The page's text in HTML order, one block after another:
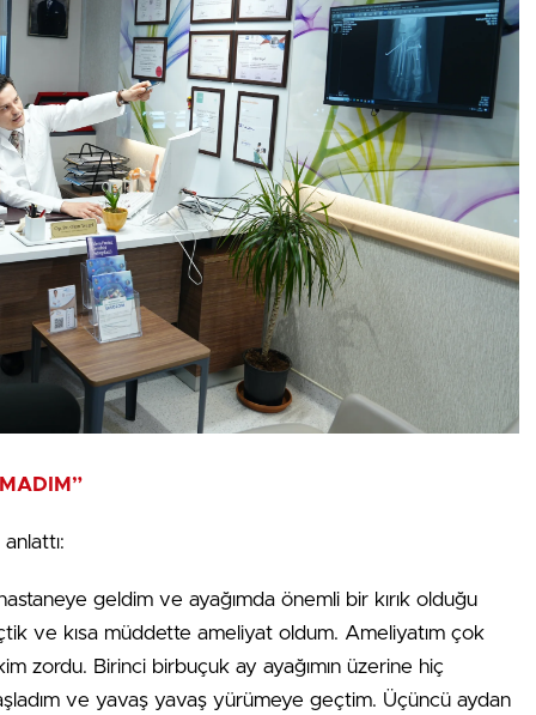
geldim ve ayağımda önemli bir kırık olduğu
ve kısa müddette ameliyat oldum. Ameliyatım çok
zordu. Birinci birbuçuk ay ayağımın üzerine hiç
ve yavaş yavaş yürümeye geçtim. Üçüncü aydan